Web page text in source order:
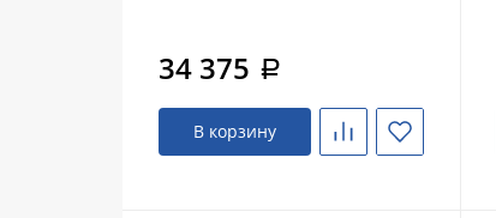
34 375 a
В корзину